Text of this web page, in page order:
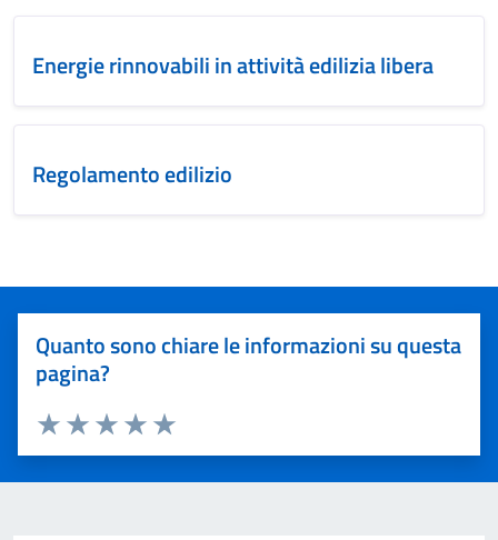
Energie rinnovabili in attività edilizia libera
Regolamento edilizio
Quanto sono chiare le informazioni su questa
pagina?
Valuta 5 stelle su 5
Valuta 4 stelle su 5
Valuta 3 stelle su 5
Valuta 2 stelle su 5
Valuta 1 stelle su 5